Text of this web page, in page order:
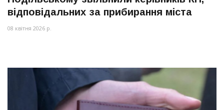
відповідальних за прибирання міста
08 квітня 2026 р.